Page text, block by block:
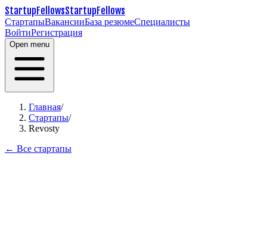
StartupFellowsStartupFellows
СтартапыВакансииБаза резюмеСпециалисты
ВойтиРегистрация
Open menu
Главная/
Стартапы/
Revosty
← Все стартапы